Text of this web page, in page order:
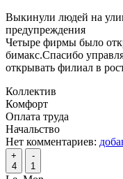
Выкинули людей на
предупреждения
Четыре фирмы было
бимакс.Спасибо
открывать филиал в
Коллектив
Комфорт
Оплата труда
Начальство
Нет комментариев:
+
4
-
1